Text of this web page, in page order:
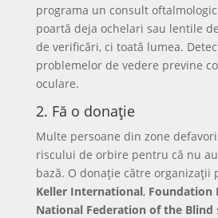
programa un consult
poartă deja ochelari sau lentile
de verificări, ci toată lumea.
problemelor de vedere previne
oculare.
2. Fă o donație
Multe persoane din zone
riscului de orbire pentru că nu
bază. O donație către organizații
Keller International, Foundation
National Federation of the Blind